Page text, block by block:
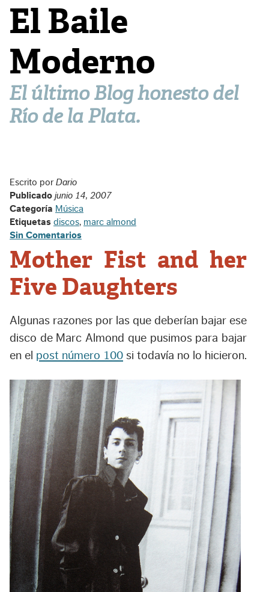
El Baile
Moderno
El último Blog honesto del
Río de la Plata.
Escrito porDario
Publicado junio 14, 2007
Categoría Música
Etiquetas discos, marc almond
Sin Comentarios
Mother Fist and her
Five Daughters
Algunas razones por las que deberían bajar ese
disco de Marc Almond que pusimos para bajar
en el post número 100 si todavía no lo hicieron.